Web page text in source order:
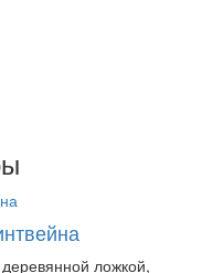
ложкой,